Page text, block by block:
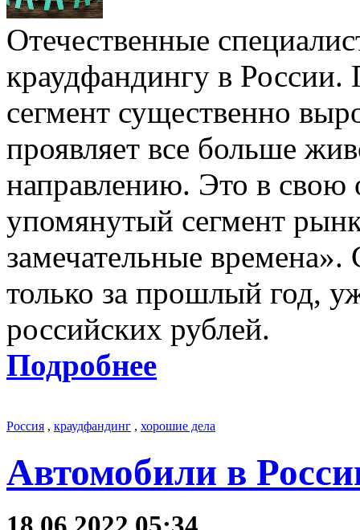
Отечественные
краудфандингу в России.
сегмент существенно
проявляет все больше
направлению. Это в свою
упомянутый сегмент
замечательные
только за прошлый год,
российских рублей.
Подробнее
Россия , краудфандинг , хорошие дела
Автомобили в